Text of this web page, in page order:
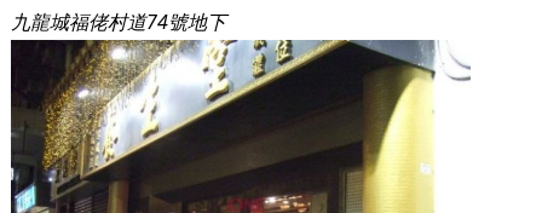
九龍城福佬村道74號地下